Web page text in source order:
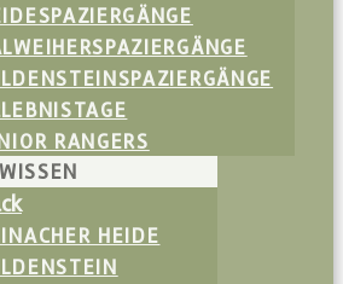
RANGERS
WISSEN
HEIDE